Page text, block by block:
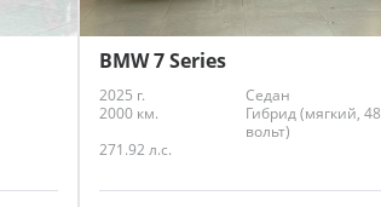
BMW 7 Series
2025 г.
Седан
2000 км.
Гибрид (мягкий, 48
вольт)
271.92 л.с.